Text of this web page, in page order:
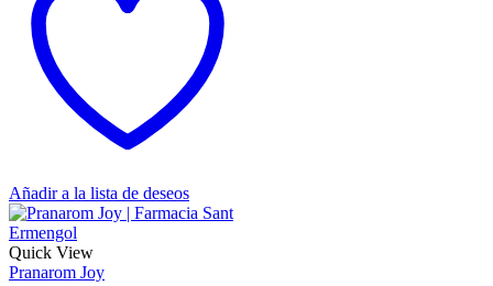
Añadir a la lista de deseos
Quick View
Pranarom Joy